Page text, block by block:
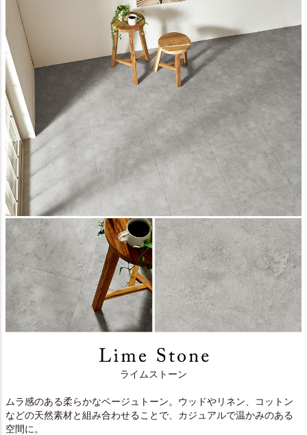
ライムストーン
ムラ感のある柔らかなベージュトーン。ウッドやリネン、コットン
などの天然素材と組み合わせることで、カジュアルで温かみのある
空間に。